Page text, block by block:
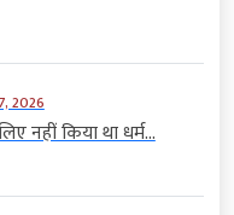
2026
नहीं किया था धर्म...